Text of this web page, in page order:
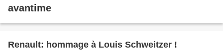
avantime
Renault: hommage à Louis Schweitzer !